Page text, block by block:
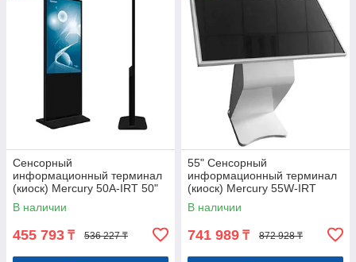
Сенсорный
информационный терминал
(киоск) Mercury 50A-IRT 50"
(Android IR сенсор) Арт.6730
В наличии
455 793 ₸ 536 227 ₸
55" Сенсорный
информационный терминал
(киоск) Mercury 55W-IRT
(Windows/ сенсор) Арт.7781
В наличии
741 989 ₸ 872 928 ₸